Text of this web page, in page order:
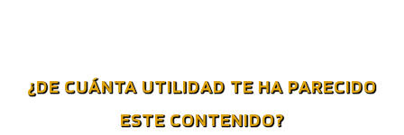
¿DE CUÁNTA UTILIDAD TE HA PARECIDO
ESTE CONTENIDO?